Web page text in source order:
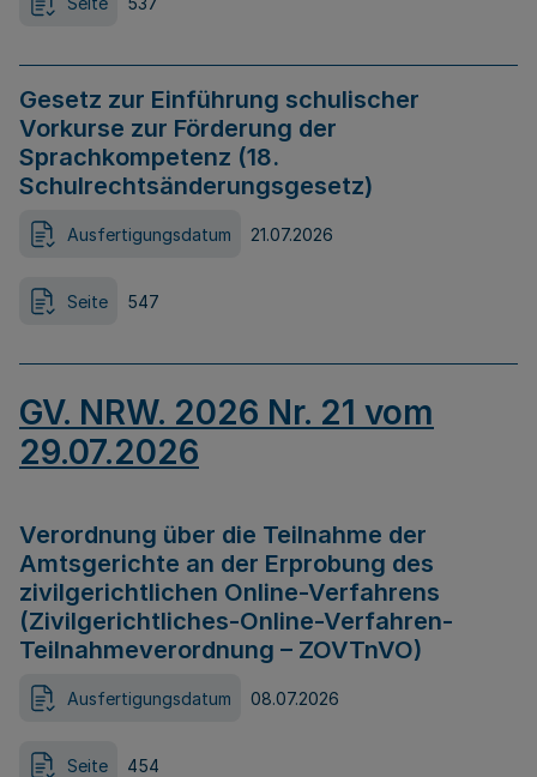
Gesetz zur Einführung schulischer
Vorkurse zur Förderung der
Sprachkompetenz (18.
Schulrechtsänderungsgesetz)
Ausfertigungsdatum 21.07.2026
Seite 547
GV. NRW. 2026 Nr. 21 vom
29.07.2026
Verordnung über die Teilnahme der
Amtsgerichte an der Erprobung des
zivilgerichtlichen Online-Verfahrens
(Zivilgerichtliches-Online-Verfahren-
Teilnahmeverordnung – ZOVTnVO)
Ausfertigungsdatum 08.07.2026
Seite 454